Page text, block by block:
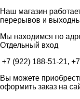
Наш магазин
перерывов и
Мы находимся по
Отдельный вход
+7 (922) 188-51-21,
Вы можете
оформить заказ на